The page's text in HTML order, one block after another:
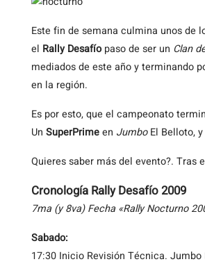
Este fin de semana culmina unos de
el Rally Desafíopaso de ser un Clan
mediados de este año y terminando
en la región.
Es por esto, que el campeonato
Un SuperPrimeen JumboEl Belloto,
Quieres saber más del evento?.
Cronología Rally Desafío 2009
7ma (y 8va) Fecha «Rally Nocturno
Sabado:
17:30 Inicio Revisión Técnica. Jumbo